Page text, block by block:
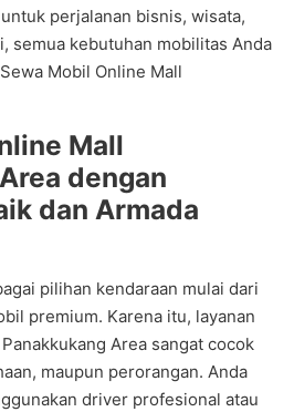
perjalanan bisnis, wisata,
semua kebutuhan mobilitas Anda
Mobil Online Mall
Mall
dengan
dan Armada
pilihan kendaraan mulai dari
premium. Karena itu, layanan
Area sangat cocok
maupun perorangan. Anda
driver profesional atau